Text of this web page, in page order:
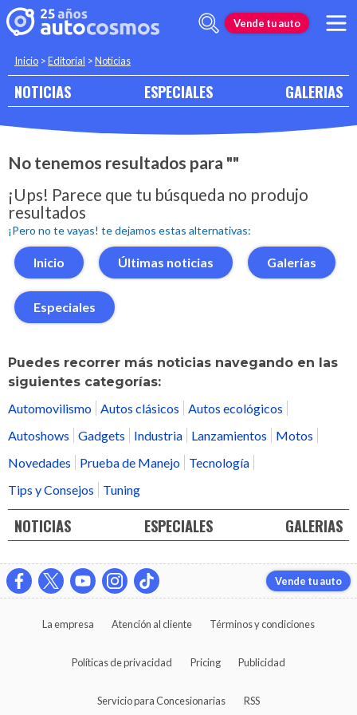
Vende tu auto
Inicio >Editorial >Noticias
NOTICIAS ESPECIALES GALERIAS
No tenemos resultados para ""
¡Ups! Parece que tu búsqueda no produjo
resultados
¡Pero no te vayas! te dejamos estas alternativas:
Inicio Últimas noticias Galerías
Especiales
Puedes recorrer más noticias navegando en las
siguientes categorías:
Automovilismo Autos clásicos
Autos ecológicos
Autoshows
Gadgets Industria Lanzamientos
Motos
Novedades
Prueba de Manejo
Tecnología
Tips y Consejos
Tuning
NOTICIAS ESPECIALES GALERIAS
Vende tu auto
La empresa Atención al cliente Términos y condiciones
Políticas de privacidad Pricing Publicidad
Servicio para Concesionarias RSS